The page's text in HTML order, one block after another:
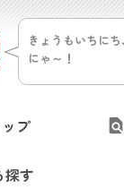
きょうもいちに
にゃ～！
ップ
探す